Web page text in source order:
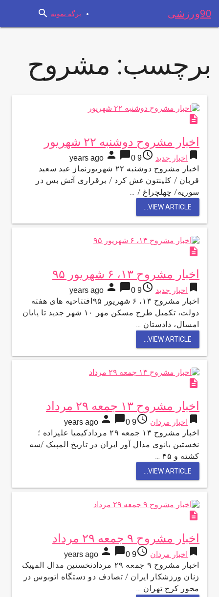
90ورزشی برگه نمونه search
برچسب: مشروح
description
اخبار مشروح دوشنبه ۲۲ شهریور
bookmark اخبار جدید access_time
9 years ago
person chat_bubble0
اخبار مشروح دوشنبه ۲۲ شهریورنماز عید سعید
قربان / کلینتون غش کرد / برقراری آتش بس در
سوریه/ چهلچراغ / …
VIEW ARTICLE...
description
اخبار مشروح ۱۳، ۶ شهریور ۹۵
bookmark اخبار جدید access_time
9 years ago
person chat_bubble0
اخبار مشروح ۱۳، ۶ شهریور ۹۵افتتاحیه های هفته
دولت، تکمیل طرح مسکن مهر ۱۰ شهر جدید تا پایان
امسال، دادستان …
VIEW ARTICLE...
description
اخبار مشروح ۱۳ جمعه ۲۹ مرداد
bookmark اخبار مردان access_time
9 years ago
person chat_bubble0
اخبار مشروح ۱۳ جمعه ۲۹ مردادکیمیا علیزاده ؛
نخستین بانوی مدال آور ایران در تاریخ المپیک /سه
کشته و ۴۵ …
VIEW ARTICLE...
description
اخبار مشروح ۹ جمعه ۲۹ مرداد
bookmark اخبار مردان access_time
9 years ago
person chat_bubble0
اخبار مشروح ۹ جمعه ۲۹ مردادنخستین مدال المپیک
زنان ورزشکار ایران / تصادف دو دستگاه اتوبوس در
محور کرج تهران …